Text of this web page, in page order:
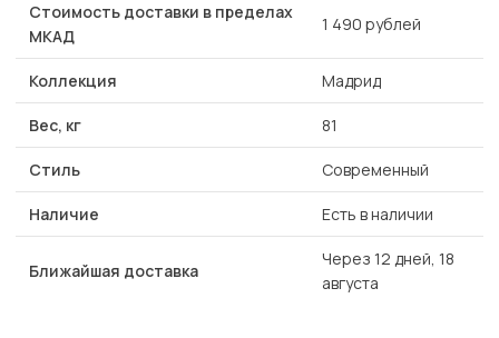
Стоимость доставки в пределах
МКАД
1 490 рублей
Коллекция Мадрид
Вес, кг 81
Стиль Современный
Наличие Есть в наличии
Ближайшая доставка
Через 12 дней, 18
августа